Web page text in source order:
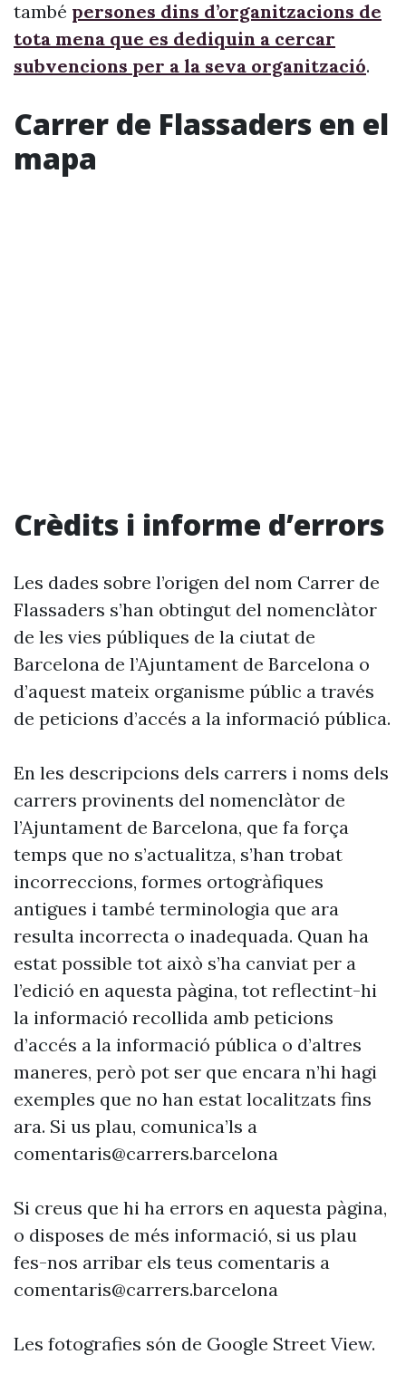
també persones dins d’organitzacions de
tota mena que es dediquin a cercar
subvencions per a la seva organització.
Carrer de Flassaders en el
mapa
Crèdits i informe d’errors
Les dades sobre l’origen del nom Carrer de
Flassaders s’han obtingut del nomenclàtor
de les vies públiques de la ciutat de
Barcelona de l’Ajuntament de Barcelona o
d’aquest mateix organisme públic a través
de peticions d’accés a la informació pública.
En les descripcions dels carrers i noms dels
carrers provinents del nomenclàtor de
l’Ajuntament de Barcelona, que fa força
temps que no s’actualitza, s’han trobat
incorreccions, formes ortogràfiques
antigues i també terminologia que ara
resulta incorrecta o inadequada. Quan ha
estat possible tot això s’ha canviat per a
l’edició en aquesta pàgina, tot reflectint-hi
la informació recollida amb peticions
d’accés a la informació pública o d’altres
maneres, però pot ser que encara n’hi hagi
exemples que no han estat localitzats fins
ara. Si us plau, comunica’ls a
comentaris@carrers.barcelona
Si creus que hi ha errors en aquesta pàgina,
o disposes de més informació, si us plau
fes-nos arribar els teus comentaris a
comentaris@carrers.barcelona
Les fotografies són de Google Street View.